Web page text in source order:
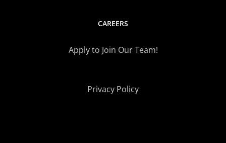
CAREERS
Apply to Join Our Team!
Privacy Policy